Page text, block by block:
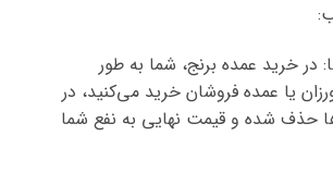
خرید عمده برنج، شما به طور
یا عمده فروشان خرید می‌کنید، در
حذف شده و قیمت نهایی به نفع شما